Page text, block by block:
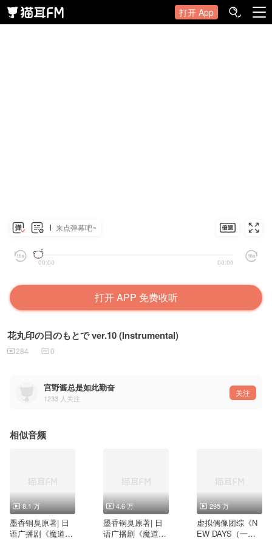
打开 App
来点弹幕吧~
00:00 00:00
打开 APP 免费收听
花丸印の日のもとで ver.10 (Instrumental)
284 0
宫野酱总是如此勤奋
1233 人关注
关注
相似音频
8.1 万
墨香铜臭原著| 日
语广播剧《魔道祖
4.6 万
墨香铜臭原著| 日
语广播剧《魔道祖
295 万
虚拟偶像团综《N
EW DAYS（一起